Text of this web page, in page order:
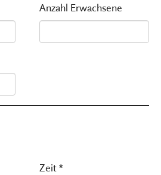
Anzahl Erwachsene
Zeit *